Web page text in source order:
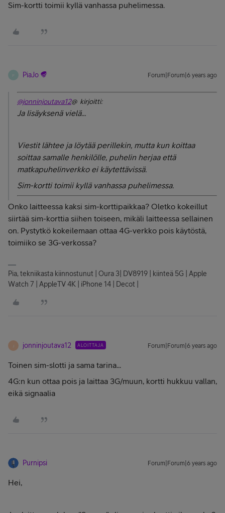
Sim-kortti toimii kyllä vanhassa puhelimessa.
PiaJo Forum|Forum|6 years ago
@jonninjoutava12@ kirjoitti:
Ja lisäyksenä vielä...
Viestit lähtee ja löytää perillekin, mutta kun koittaa
soittaa samalle henkilölle, puhelin herjaa että
matkapuhelinverkko ei käytettävissä.
Sim-kortti toimii kyllä vanhassa puhelimessa.
Onko laitteessa kaksi sim-korttipaikkaa? Oletko kokeillut
siirtää sim-korttia siihen toiseen, mikäli laitteessa sellainen
on. Pystytkö kokeilemaan ottaa 4G-verkko pois käytöstä,
toimiiko se 3G-verkossa?
Pia, tekniikasta kiinnostunut | Oura 3| DV8919 | kiinteä 5G | Apple
Watch 7 | AppleTV 4K | iPhone 14 | Decot |
J jonninjoutava12 ALOITTAJA Forum|Forum|6 years ago
Toinen sim-slotti ja sama tarina...
4G:n kun ottaa pois ja laittaa 3G/muun, kortti hukkuu vallan,
eikä signaalia
Purnipsi Forum|Forum|6 years ago
Hei,